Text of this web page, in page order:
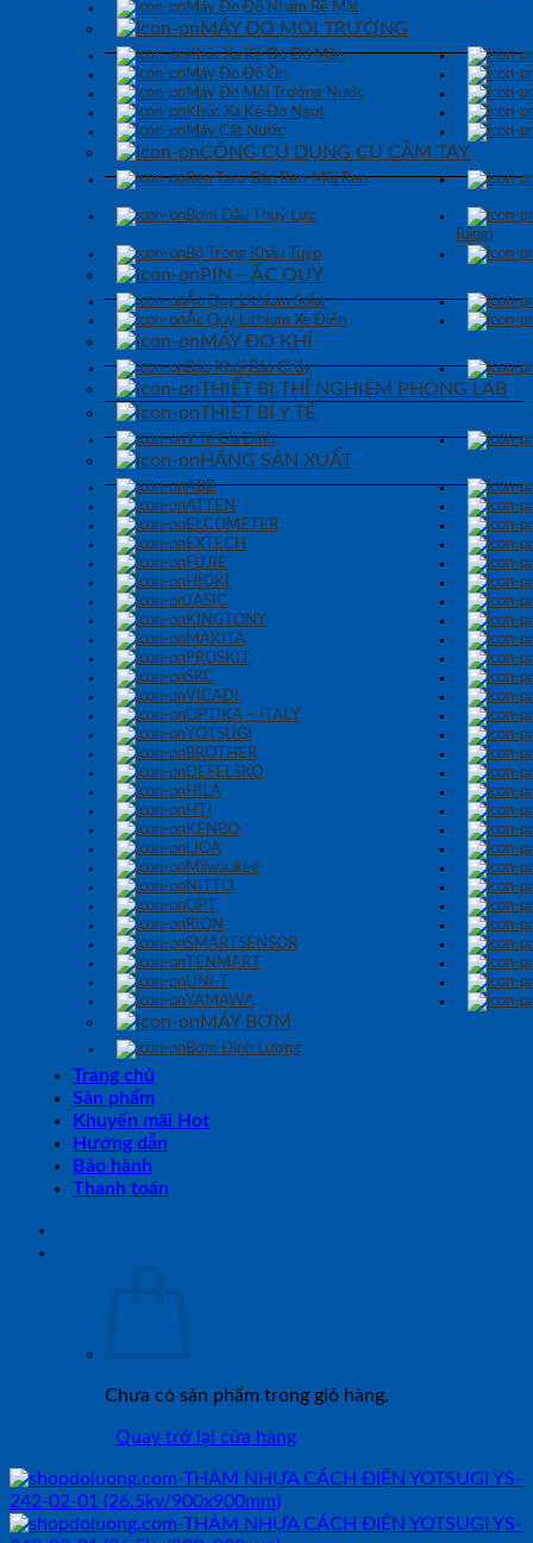
Máy Đo Độ Nhám Bề Mặt
MÁY ĐO MÔI TRƯỜNG
Khúc Xạ Kế Đo Độ Mặn
Máy Đo Độ Ồn
Máy Đo Môi Trường Nước
Khúc Xạ Kế Đo Ngọt
Máy Cất Nước
CÔNG CỤ DỤNG CỤ CẦM TAY
Ren Taro-Bàn Ren-Mũi Ren
Bơm Dầu Thuỷ Lực
Răng)
Bộ Tròng Khẩu Tuýp
PIN – ẮC QUY
Ắc Quy Lithium Solar
Ắc Quy Lithium Xe Điện
MÁY ĐO KHÍ
Báo Khói Báo Cháy
THIẾT BỊ THÍ NGHIỆM PHÒNG LAB
THIẾT BỊ Y TẾ
Y Tế Gia Đình
HÃNG SẢN XUẤT
ABB
ATTEN
ELCOMETER
EXTECH
FUJIE
HIOKI
JASIC
KINGTONY
MAKITA
PROSKIT
SKC
VICADI
OPTIKA – ITALY
YOTSUGI
BROTHER
DEFELSKO
HILA
HTI
KENBO
LIOA
Milwaukee
NITTO
OPT
RION
SMARTSENSOR
TENMART
UNI-T
YAMAWA
MÁY BƠM
Bơm Định Lượng
Trang chủ
Sản phẩm
Khuyến mãi Hot
Hướng dẫn
Bảo hành
Thanh toán
Chưa có sản phẩm trong giỏ hàng.
Quay trở lại cửa hàng